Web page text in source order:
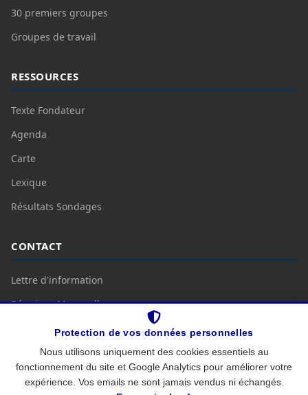
Protection de vos données personnelles
Nous utilisons uniquement des cookies essentiels au
fonctionnement du site et Google Analytics pour améliorer votre
expérience. Vos emails ne sont jamais vendus ni échangés.
30 premiers groupes
Groupes de travail
RESSOURCES
Texte Fondateur
Agenda
Carte
Lexique
Résultats Sondages
CONTACT
Lettre d'information
Réunions Mensuelles
Nous Contacter
Mentions légales Protection des données